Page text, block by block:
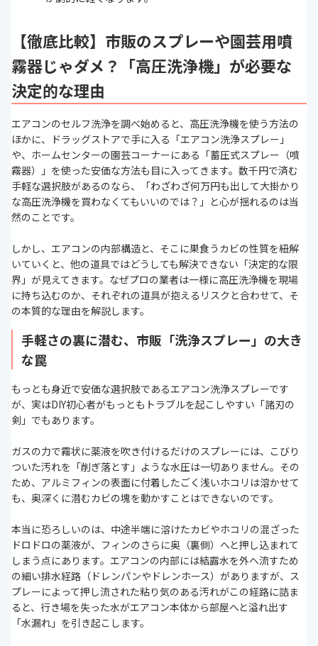
【徹底比較】市販のスプレーや園芸用噴
霧器じゃダメ？「高圧洗浄機」が必要な
決定的な理由
エアコンのセルフ洗浄を調べ始めると、高圧洗浄機を使う方法の
ほかに、ドラッグストアで手に入る「エアコン洗浄スプレー」
や、ホームセンターの園芸コーナーにある「蓄圧式スプレー（噴
霧器）」を使った安価な方法も目に入ってきます。数千円で済む
手軽な選択肢があるのなら、「わざわざ何万円も出して大掛かり
な高圧洗浄機を買わなくてもいいのでは？」と心が揺れるのは当
然のことです。
しかし、エアコンの内部構造と、そこに巣食うカビの性質を紐解
いていくと、他の道具ではどうしても解決できない「決定的な限
界」が見えてきます。なぜプロの業者は一様に高圧洗浄機を現場
に持ち込むのか、それぞれの道具が抱えるリスクと合わせて、そ
の本質的な理由を解説します。
手軽さの裏に潜む、市販「洗浄スプレー」の大き
な罠
もっとも身近で安価な選択肢であるエアコン洗浄スプレーです
が、実はDIY初心者がもっともトラブルを起こしやすい「諸刃の
剣」でもあります。
ガスの力で霧状に薬液を吹き付けるだけのスプレーには、こびり
ついた汚れを「削ぎ落とす」ような水圧は一切ありません。その
ため、アルミフィンの表面に付着したごく浅いホコリは溶かせて
も、奥深くに潜むカビの塊を動かすことはできないのです。
本当に恐ろしいのは、中途半端に溶けたカビやホコリの混ざった
ドロドロの薬液が、フィンのさらに奥（裏側）へと押し込まれて
しまう点にあります。エアコンの内部には結露水を外へ流すため
の細い排水経路（ドレンパンやドレンホース）がありますが、ス
プレーによって押し流された粘り気のある汚れがこの経路に詰ま
ると、行き場を失った水がエアコン本体から部屋へと溢れ出す
「水漏れ」を引き起こします。